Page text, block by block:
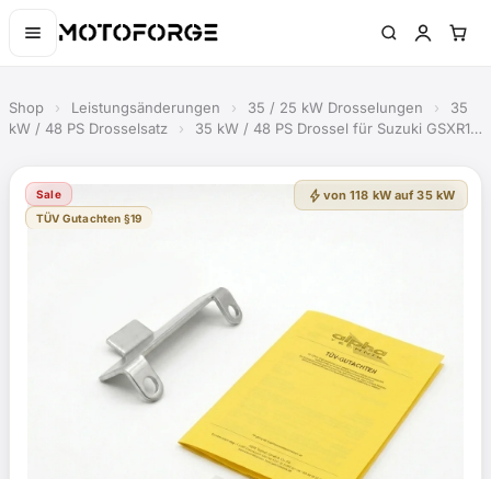
Shop › Leistungsänderungen › 35 / 25 kW Drosselungen ›
35
kW / 48 PS Drosselsatz
› 35 kW / 48 PS Drossel für Suzuki GSXR1…
Sale
TÜV Gutachten §19
bolt von 118 kW auf 35 kW